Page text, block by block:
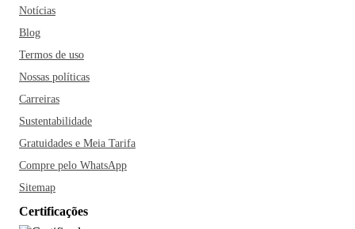
Notícias
Blog
Termos de uso
Nossas políticas
Carreiras
Sustentabilidade
Gratuidades e Meia Tarifa
Compre pelo WhatsApp
Sitemap
Certificações